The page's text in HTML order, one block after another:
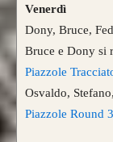
Nasce
Venerdì
Dony, Bruce,
Bruce e Dony si
Piazzole
Osvaldo,
Piazzole Round